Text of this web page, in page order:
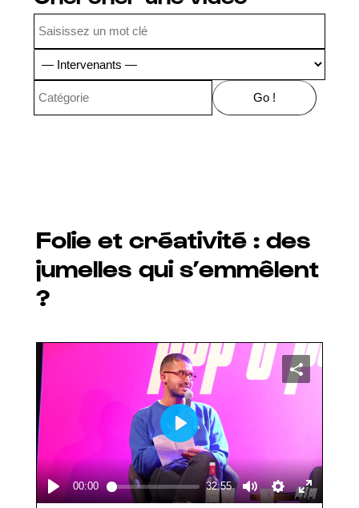
Folie et créativité : des
jumelles qui s’emmêlent
?